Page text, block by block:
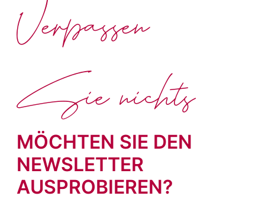
MÖCHTEN SIE DEN
NEWSLETTER
AUSPROBIEREN?
Verpassen
Sie nichts